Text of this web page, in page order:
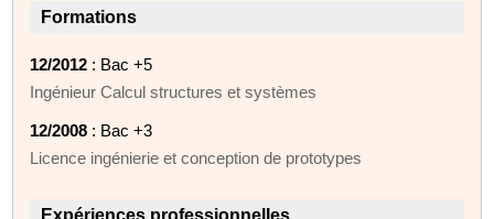
Formations
12/2012 : Bac +5
Ingénieur Calcul structures et systèmes
12/2008 : Bac +3
Licence ingénierie et conception de prototypes
Expériences professionnelles